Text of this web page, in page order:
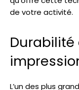
de votre activité.
L’un des plus